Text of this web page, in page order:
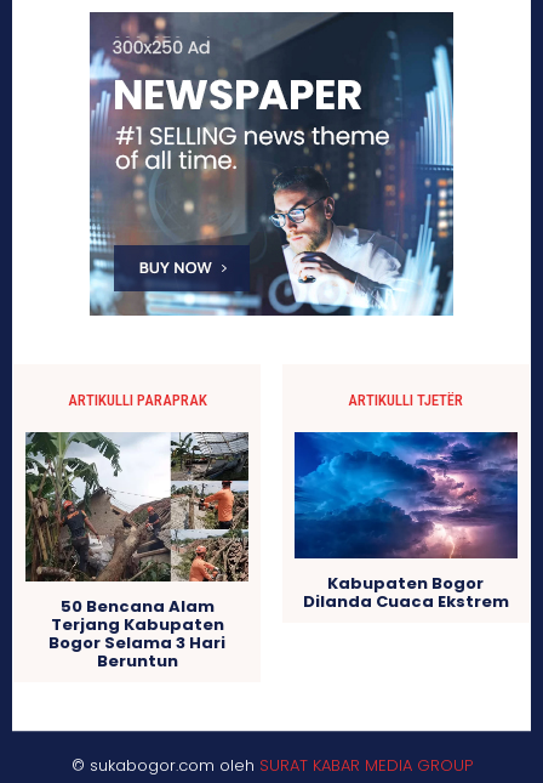
ARTIKULLI PARAPRAK
50 Bencana Alam
Terjang Kabupaten
Bogor Selama 3 Hari
Beruntun
ARTIKULLI TJETËR
Kabupaten Bogor
Dilanda Cuaca Ekstrem
© sukabogor.com oleh SURAT KABAR MEDIA GROUP